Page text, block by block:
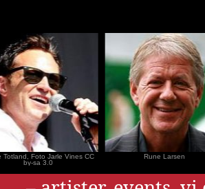
Totland, Foto Jarle Vines CC
by-sa 3.0
Rune Larsen